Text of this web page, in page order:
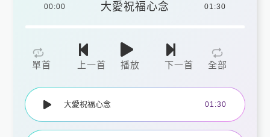
00:00 大愛祝福心念 01:30
單首 上一首 播放 下一首 全部
大愛祝福心念 01:30